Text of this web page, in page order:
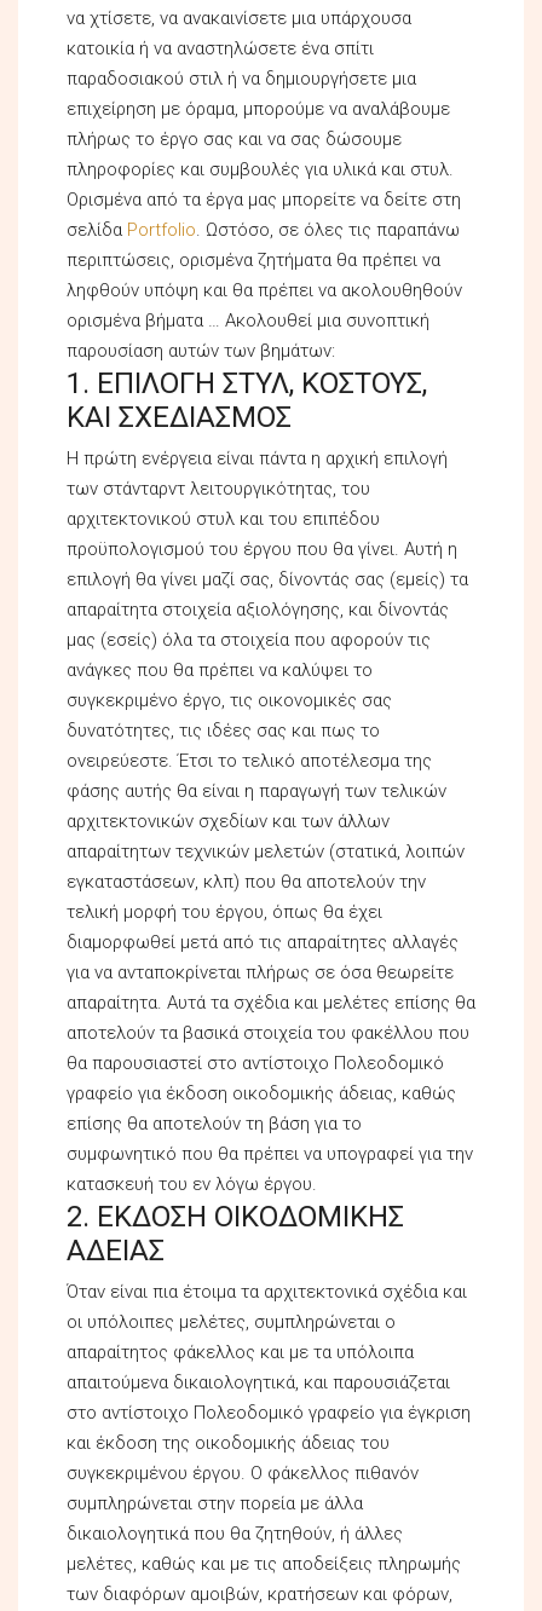
να χτίσετε, να ανακαινίσετε μια υπάρχουσα
κατοικία ή να αναστηλώσετε ένα σπίτι
παραδοσιακού στιλ ή να δημιουργήσετε μια
επιχείρηση με όραμα, μπορούμε να αναλάβουμε
πλήρως το έργο σας και να σας δώσουμε
πληροφορίες και συμβουλές για υλικά και στυλ.
Ορισμένα από τα έργα μας μπορείτε να δείτε στη
σελίδα Portfolio. Ωστόσο, σε όλες τις παραπάνω
περιπτώσεις, ορισμένα ζητήματα θα πρέπει να
ληφθούν υπόψη και θα πρέπει να ακολουθηθούν
ορισμένα βήματα … Ακολουθεί μια συνοπτική
παρουσίαση αυτών των βημάτων:
1. ΕΠΙΛΟΓΗ ΣΤΥΛ, ΚΟΣΤΟΥΣ,
ΚΑΙ ΣΧΕΔΙΑΣΜΟΣ
Η πρώτη ενέργεια είναι πάντα η αρχική επιλογή
των στάνταρντ λειτουργικότητας, του
αρχιτεκτονικού στυλ και του επιπέδου
προϋπολογισμού του έργου που θα γίνει. Αυτή η
επιλογή θα γίνει μαζί σας, δίνοντάς σας (εμείς) τα
απαραίτητα στοιχεία αξιολόγησης, και δίνοντάς
μας (εσείς) όλα τα στοιχεία που αφορούν τις
ανάγκες που θα πρέπει να καλύψει το
συγκεκριμένο έργο, τις οικονομικές σας
δυνατότητες, τις ιδέες σας και πως το
ονειρεύεστε. Έτσι το τελικό αποτέλεσμα της
φάσης αυτής θα είναι η παραγωγή των τελικών
αρχιτεκτονικών σχεδίων και των άλλων
απαραίτητων τεχνικών μελετών (στατικά, λοιπών
εγκαταστάσεων, κλπ) που θα αποτελούν την
τελική μορφή του έργου, όπως θα έχει
διαμορφωθεί μετά από τις απαραίτητες αλλαγές
για να ανταποκρίνεται πλήρως σε όσα θεωρείτε
απαραίτητα. Αυτά τα σχέδια και μελέτες επίσης θα
αποτελούν τα βασικά στοιχεία του φακέλλου που
θα παρουσιαστεί στο αντίστοιχο Πολεοδομικό
γραφείο για έκδοση οικοδομικής άδειας, καθώς
επίσης θα αποτελούν τη βάση για το
συμφωνητικό που θα πρέπει να υπογραφεί για την
κατασκευή του εν λόγω έργου.
2. ΕΚΔΟΣΗ ΟΙΚΟΔΟΜΙΚΗΣ
ΑΔΕΙΑΣ
Όταν είναι πια έτοιμα τα αρχιτεκτονικά σχέδια και
οι υπόλοιπες μελέτες, συμπληρώνεται ο
απαραίτητος φάκελλος και με τα υπόλοιπα
απαιτούμενα δικαιολογητικά, και παρουσιάζεται
στο αντίστοιχο Πολεοδομικό γραφείο για έγκριση
και έκδοση της οικοδομικής άδειας του
συγκεκριμένου έργου. Ο φάκελλος πιθανόν
συμπληρώνεται στην πορεία με άλλα
δικαιολογητικά που θα ζητηθούν, ή άλλες
μελέτες, καθώς και με τις αποδείξεις πληρωμής
των διαφόρων αμοιβών, κρατήσεων και φόρων,